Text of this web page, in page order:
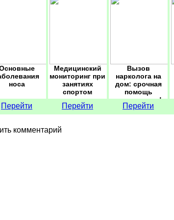
носа
Перейти
Медицинский
мониторинг при
занятиях
спортом
Перейти
Вызов
нарколога на
дом: срочная
помощь
специалиста!
Перейти
комментарий